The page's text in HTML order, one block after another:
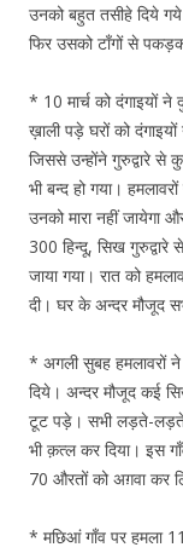
उनको बहुत तसीहे दिये
फिर उसको टाँगों से
* 10 मार्च को दंगाइयों
ख़ाली पड़े घरों को
जिससे उन्होंने गुरुद्वारे से
भी बन्द हो गया।
उनको मारा नहीं जायेगा
300 हिन्दू, सिख
जाया गया। रात को
दी। घर के अन्दर मौजूद
* अगली सुबह हमलावरों ने
दिये। अन्दर मौजूद कई
टूट पड़े। सभी लड़ते-लड़ते
भी क़त्ल कर दिया। इस
70 औरतों को अग़वा कर
* मछिआं गाँव पर हमला